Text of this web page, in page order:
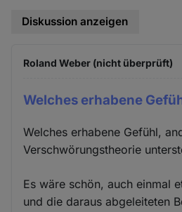
Diskussion anzeigen
Roland Weber (nicht überprüft)
Welches erhabene
Welches erhabene Gefühl,
Verschwörungstheorie
Es wäre schön, auch einmal
und die daraus abgeleiteten